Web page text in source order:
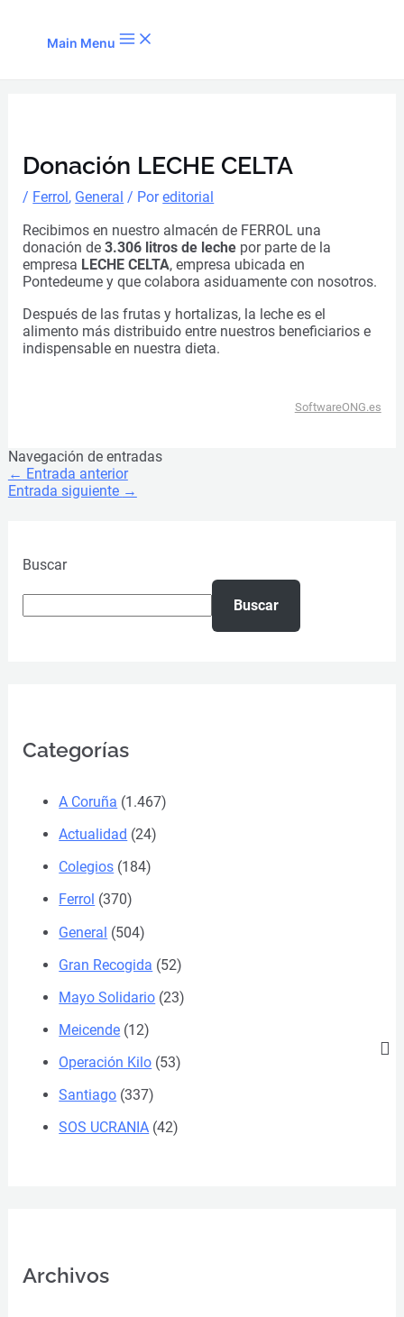
Main Menu
Donación LECHE CELTA
/ Ferrol, General / Poreditorial
Recibimos en nuestro almacén de FERROL una
donación de 3.306 litros de leche por parte de la
empresa LECHE CELTA, empresa ubicada en
Pontedeume y que colabora asiduamente con nosotros.
Después de las frutas y hortalizas, la leche es el
alimento más distribuido entre nuestros beneficiarios e
indispensable en nuestra dieta.
SoftwareONG.es
Navegación de entradas
← Entrada anterior
Entrada siguiente →
Buscar
Buscar
Categorías
A Coruña (1.467)
Actualidad (24)
Colegios (184)
Ferrol (370)
General (504)
Gran Recogida (52)
Mayo Solidario (23)
Meicende (12)
Operación Kilo (53)
Santiago (337)
SOS UCRANIA (42)
Archivos